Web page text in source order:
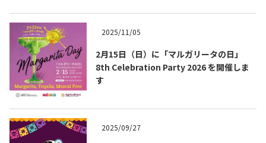
Tequila Journal SNS2025/11/05
2月15日（日）に「マルガリータの日」
8th Celebration Party 2026 を開催しま
す
2025/09/27